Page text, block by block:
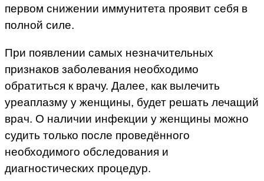
первом снижении иммунитета проявит себя в
полной силе.
При появлении самых незначительных
признаков заболевания необходимо
обратиться к врачу. Далее, как вылечить
уреаплазму у женщины, будет решать лечащий
врач. О наличии инфекции у женщины можно
судить только после проведённого
необходимого обследования и
диагностических процедур.